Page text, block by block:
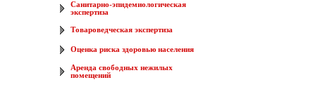
Санитарно-эпидемиологическая
экспертиза
Товароведческая экспертиза
Оценка риска здоровью населения
Аренда свободных нежилых
помещений